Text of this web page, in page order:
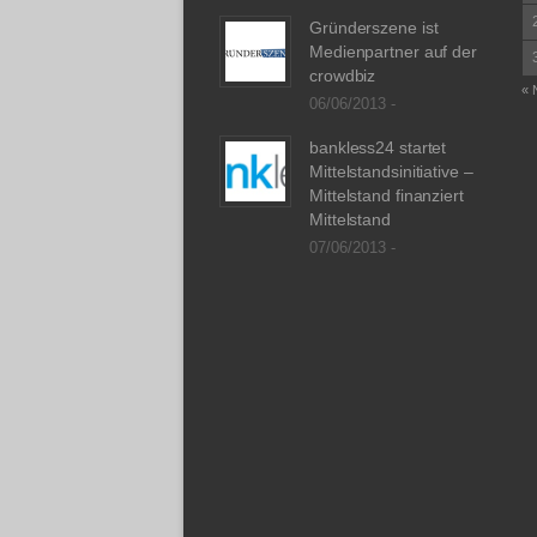
Gründerszene ist
Medienpartner auf der
crowdbiz
06/06/2013 -
bankless24 startet
Mittelstandsinitiative –
Mittelstand finanziert
Mittelstand
07/06/2013 -
«